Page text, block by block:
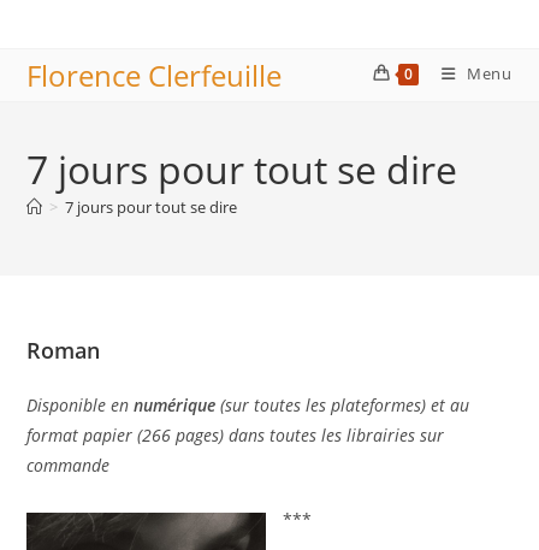
contentFlorence Clerfeuille 0 Menu
7 jours pour tout se dire
> 7 jours pour tout se dire
Roman
Disponible ennumérique (sur toutes les plateformes) et au
format papier (266 pages) dans toutes les librairies sur
commande
***